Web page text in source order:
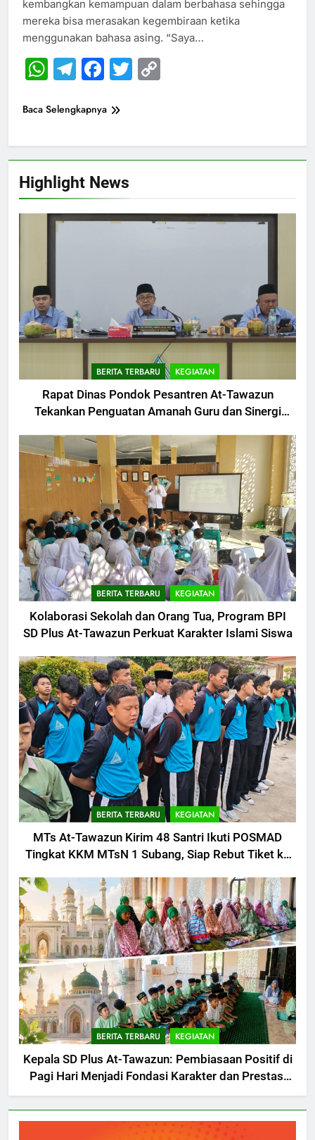
Highlight News
BERITA TERBARU KEGIATAN
Rapat Dinas Pondok Pesantren At-Tawazun
Tekankan Penguatan Amanah Guru dan Sinergi
BERITA TERBARU KEGIATAN
Kolaborasi Sekolah dan Orang Tua, Program BPI
SD Plus At-Tawazun Perkuat Karakter Islami Siswa
BERITA TERBARU KEGIATAN
MTs At-Tawazun Kirim 48 Santri Ikuti POSMAD
Tingkat KKM MTsN 1 Subang, Siap Rebut Tiket ke
BERITA TERBARU KEGIATAN
Kepala SD Plus At-Tawazun: Pembiasaan Positif di
Pagi Hari Menjadi Fondasi Karakter dan Prestasi
Siswa
kembangkan kemampuan dalam berbahasa sehingga
mereka bisa merasakan kegembiraan ketika
menggunakan bahasa asing. “Saya…
WhatsApp
Telegram
Facebook
Twitter
Baca Selengkapnya